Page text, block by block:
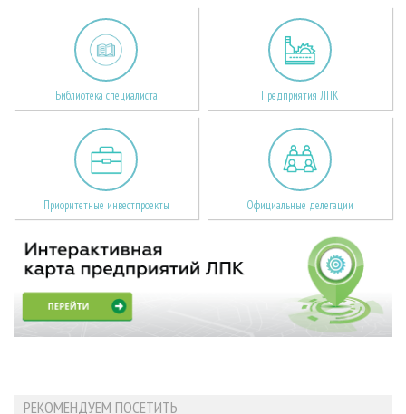
Библиотека специалиста Предприятия ЛПК
Приоритетные инвестпроекты Официальные делегации
РЕКОМЕНДУЕМ ПОСЕТИТЬ